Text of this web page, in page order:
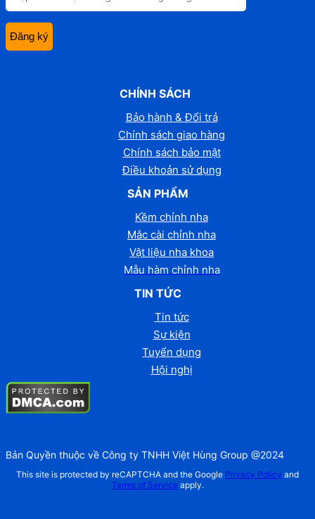
CHÍNH SÁCH
Bảo hành & Đổi trả
Chính sách giao hàng
Chính sách bảo mật
Điều khoản sử dụng
SẢN PHẨM
Kềm chỉnh nha
Mắc cài chỉnh nha
Vật liệu nha khoa
Mẫu hàm chỉnh nha
TIN TỨC
Tin tức
Sự kiện
Tuyển dụng
Hội nghị
Bản Quyền thuộc về Công ty TNHH Việt Hùng Group @2024
This site is protected by reCAPTCHA and the Google Privacy Policy and
Terms of Serviceapply.